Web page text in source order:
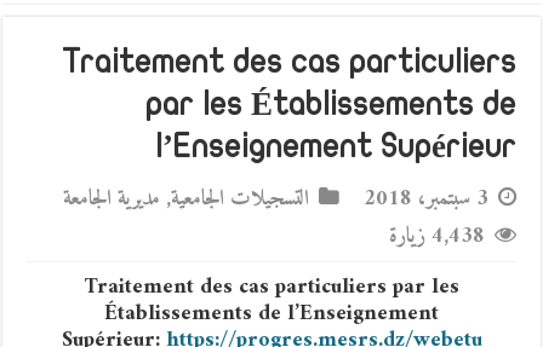
Traitement des cas particuliers
par les Établissements de
l’Enseignement Supérieur
3 سبتمبر، 2018 التسجيلات الجامعية, مديرية الجامعة
4,438 زيارة
Traitement des cas particuliers par les
Établissements de l’Enseignement